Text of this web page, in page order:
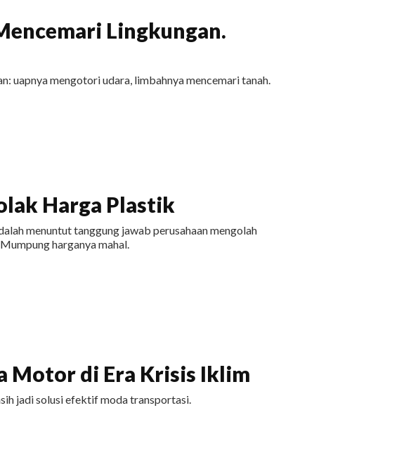
Lingkungan.
uapnya mengotori udara, limbahnya mencemari tanah.
Harga Plastik
menuntut tanggung jawab perusahaan mengolah
harganya mahal.
Motor di Era Krisis Iklim
jadi solusi efektif moda transportasi.